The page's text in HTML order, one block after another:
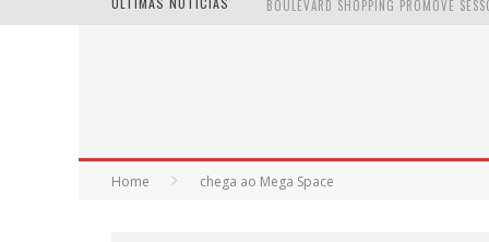
Home chega ao Mega Space